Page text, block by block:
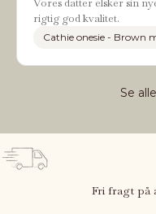
Vores datter elsker sin
rigtig god kvalitet.
Cathie onesie - Brown
Se
Fri fragt på